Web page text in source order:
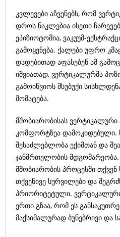
კვლევები აჩვენებს, რომ
დროს ნაკლებია ისეთი
ეპიზიოტომია, ვაკუუმ-
გამოყენება. ქალები უფრო
დადებითად აფასებენ ამ
იშვიათად, ვერტიკალურმა
გამოიწვიოს მსუბუქი
მომატება.
მშობიარობისას ვერტიკალური
კომფორტზეა დამოკიდებული.
შესაძლებლობა ექიმთან და
ჯანმრთელობის
მშობიარობის პროცესში
თქვენივე სურვილები და
პრიორიტეტული.
ერთი გზაა, რომ ეს
მაქსიმალურად ბუნებრივი და